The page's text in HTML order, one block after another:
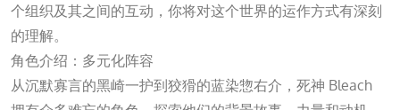
个组织及其之间的互动，你将对这个世界的运作方式有深刻
的理解。
角色介绍：多元化阵容
从沉默寡言的黑崎一护到狡猾的蓝染惣右介，死神 Bleach